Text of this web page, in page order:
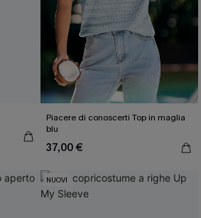
Piacere di conoscerti Top in maglia
blu
37,00 €
NUOVI